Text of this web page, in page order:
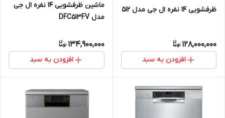
ظرفشویی 14 نفره ال جی مدل 512
128,000,000
افزودن به سبد
ماشین ظرفشویی 14 نفره ال جی
مدل DFC513FV
134,900,000
افزودن به سبد